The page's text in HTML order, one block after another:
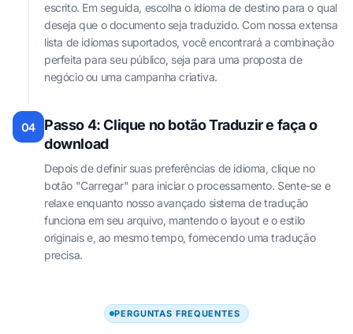
escrito. Em seguida, escolha o idioma de destino para o qual
deseja que o documento seja traduzido. Com nossa extensa
lista de idiomas suportados, você encontrará a combinação
perfeita para seu público, seja para uma proposta de
negócio ou uma campanha criativa.
04
Passo 4: Clique no botão Traduzir e faça o
download
Depois de definir suas preferências de idioma, clique no
botão "Carregar" para iniciar o processamento. Sente-se e
relaxe enquanto nosso avançado sistema de tradução
funciona em seu arquivo, mantendo o layout e o estilo
originais e, ao mesmo tempo, fornecendo uma tradução
precisa.
PERGUNTAS FREQUENTES